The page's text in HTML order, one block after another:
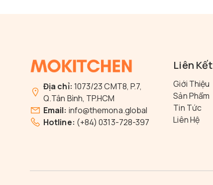
Địa chỉ: 1073/23 CMT8, P.7,
Q.Tân Bình, TP.HCM
Email: info@themona.global
Hotline: (+84) 0313-728-397
Liên Kết
Giới Thiệu
Sản Phẩm
Tin Tức
Liên Hệ